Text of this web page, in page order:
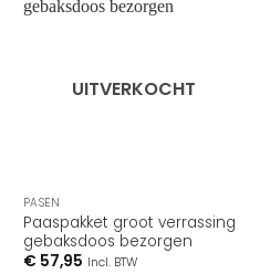
UITVERKOCHT
PASEN
Paaspakket groot verrassing
gebaksdoos bezorgen
€57,95 Incl. BTW